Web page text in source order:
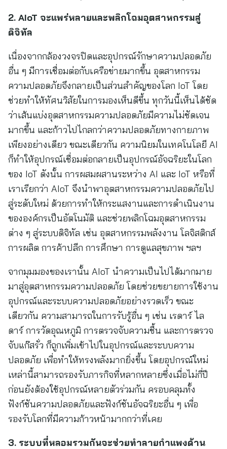
2. AIoT จะแพร่หลายและพลิกโฉมอุตสาหกรรมสู่
ดิจิทัล
เนื่องจากกล้องวงจรปิดและอุปกรณ์รักษาความปลอดภัย
อื่น ๆ มีการเชื่อมต่อกับเครือข่ายมากขึ้น อุตสาหกรรม
ความปลอดภัยจึงกลายเป็นส่วนสำคัญของโลก IoT โดย
ช่วยทำให้ทัศนวิสัยในการมองเห็นดีขึ้น ทุกวันนี้เห็นได้ชัด
ว่าเส้นแบ่งอุตสาหกรรมความปลอดภัยมีความไม่ชัดเจน
มากขึ้น และก้าวไปไกลกว่าความปลอดภัยทางกายภาพ
เพียงอย่างเดียว ขณะเดียวกัน ความนิยมในเทคโนโลยี AI
ก็ทำให้อุปกรณ์เชื่อมต่อกลายเป็นอุปกรณ์อัจฉริยะในโลก
ของ IoT ดังนั้น การผสมผสานระหว่าง AI และ IoT หรือที่
เราเรียกว่า AIoT จึงนำพาอุตสาหกรรมความปลอดภัยไป
สู่ระดับใหม่ ด้วยการทำให้กระแสงานและการดำเนินงาน
ขององค์กรเป็นอัตโนมัติ และช่วยพลิกโฉมอุตสาหกรรม
ต่าง ๆ สู่ระบบดิจิทัล เช่น อุตสาหกรรมพลังงาน โลจิสติกส์
การผลิต การค้าปลีก การศึกษา การดูแลสุขภาพ ฯลฯ
จากมุมมองของเรานั้น AIoT นำความเป็นไปได้มากมาย
มาสู่อุตสาหกรรมความปลอดภัย โดยช่วยขยายการใช้งาน
อุปกรณ์และระบบความปลอดภัยอย่างรวดเร็ว ขณะ
เดียวกัน ความสามารถในการรับรู้อื่น ๆ เช่น เรดาร์ ไล
ดาร์ การวัดอุณหภูมิ การตรวจจับความชื้น และการตรวจ
จับแก๊สรั่ว ก็ถูกเพิ่มเข้าไปในอุปกรณ์และระบบความ
ปลอดภัย เพื่อทำให้ทรงพลังมากยิ่งขึ้น โดยอุปกรณ์ใหม่
เหล่านี้สามารถรองรับภารกิจที่หลากหลายซึ่งเมื่อไม่กี่ปี
ก่อนยังต้องใช้อุปกรณ์หลายตัวร่วมกัน ครอบคลุมทั้ง
ฟังก์ชันความปลอดภัยและฟังก์ชันอัจฉริยะอื่น ๆ เพื่อ
รองรับโลกที่มีความก้าวหน้ามากกว่าที่เคย
3. ระบบที่หลอมรวมกันจะช่วยทำลายกำแพงด้าน